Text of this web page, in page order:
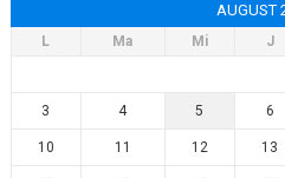
AUGUST
L Ma Mi J
3 4 5 6
10 11 12 13